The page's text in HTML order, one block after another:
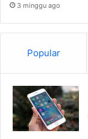
3 minggu ago
Popular